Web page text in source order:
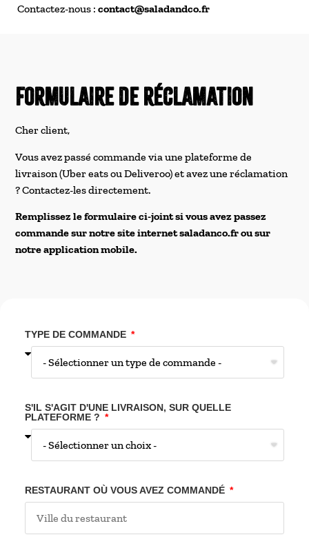
Contactez-nous : contact@saladandco.fr
Formulaire de réclamation
Cher client,
Vous avez passé commande via une plateforme de
livraison (Uber eats ou Deliveroo) et avez une réclamation
? Contactez-les directement.
Remplissez le formulaire ci-joint si vous avez passez
commande sur notre site internet saladanco.fr ou sur
notre application mobile.
TYPE DE COMMANDE
S'IL S'AGIT D'UNE LIVRAISON, SUR QUELLE
PLATEFORME ?
RESTAURANT OÙ VOUS AVEZ COMMANDÉ